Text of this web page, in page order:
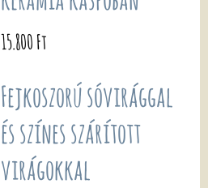
15.800 Ft
Fejkoszorú sóvirággal
és színes szárított
virágokkal